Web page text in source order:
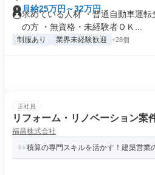
月給25万円～32万円
求めている人材 ・普通⾃動⾞運転
の方 ・無資格・未経験者ＯＫ...
制服あり 業界未経験歓迎 +28個
正社員
リフォーム・リノベーション案
福昌株式会社
積算の専門スキルを活かす！建築営業